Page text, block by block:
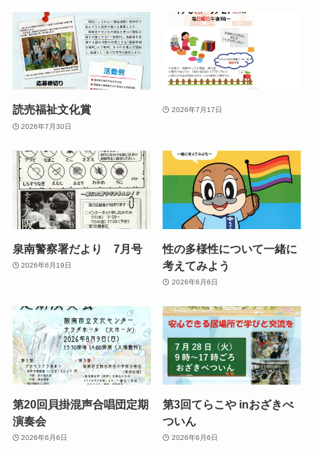
読売福祉文化賞
2026年7月30日
2026年7月17日
泉南警察署だより 7月号
2026年6月19日
性の多様性について一緒に
考えてみよう
2026年6月6日
第20回貝掛混声合唱団定期
演奏会
2026年6月6日
第3回てらこや inおざきべ
ついん
2026年6月6日